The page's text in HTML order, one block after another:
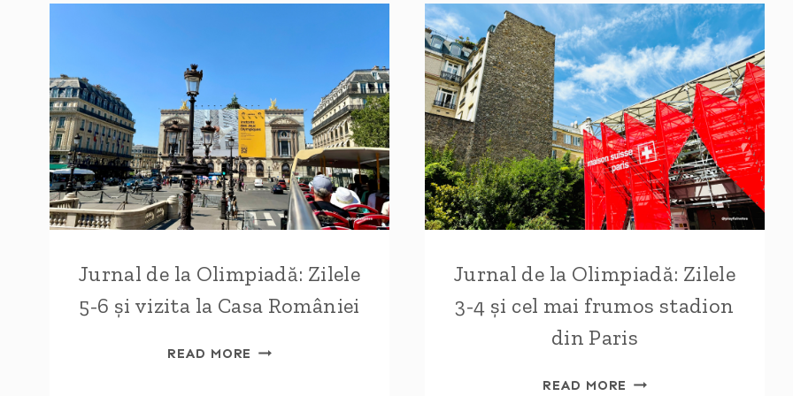
Jurnal de la Olimpiadă: Zilele
5-6 și vizita la Casa României
READ MORE JURNAL
Jurnal de la Olimpiadă: Zilele
3-4 și cel mai frumos stadion
din Paris
READ MORE JURNAL